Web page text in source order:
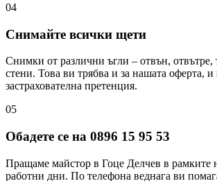
04
Снимайте всички щети
Снимки от различни ъгли – отвън, отвътре,
стени. Това ви трябва и за нашата оферта, и
застрахователна претенция.
05
Обадете се на 0896 15 95 53
Пращаме майстор в Гоце Делчев в рамките
работни дни. По телефона веднага ви